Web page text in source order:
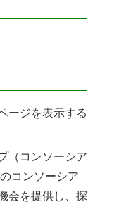
ージを表示する
（コンソーシア
コンソーシア
会を提供し、探